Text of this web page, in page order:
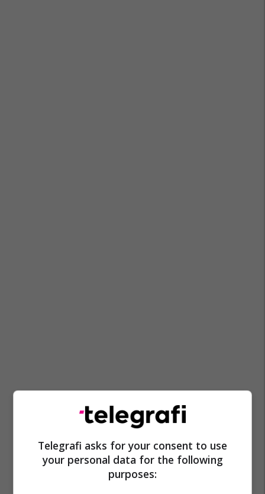
Telegrafi asks for your consent to use
your personal data for the following
purposes: